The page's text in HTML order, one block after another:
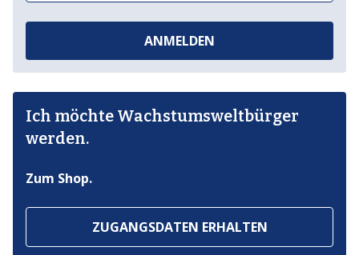
ANMELDEN
Ich möchte Wachstumsweltbürger
werden.
Zum Shop.
ZUGANGSDATEN ERHALTEN